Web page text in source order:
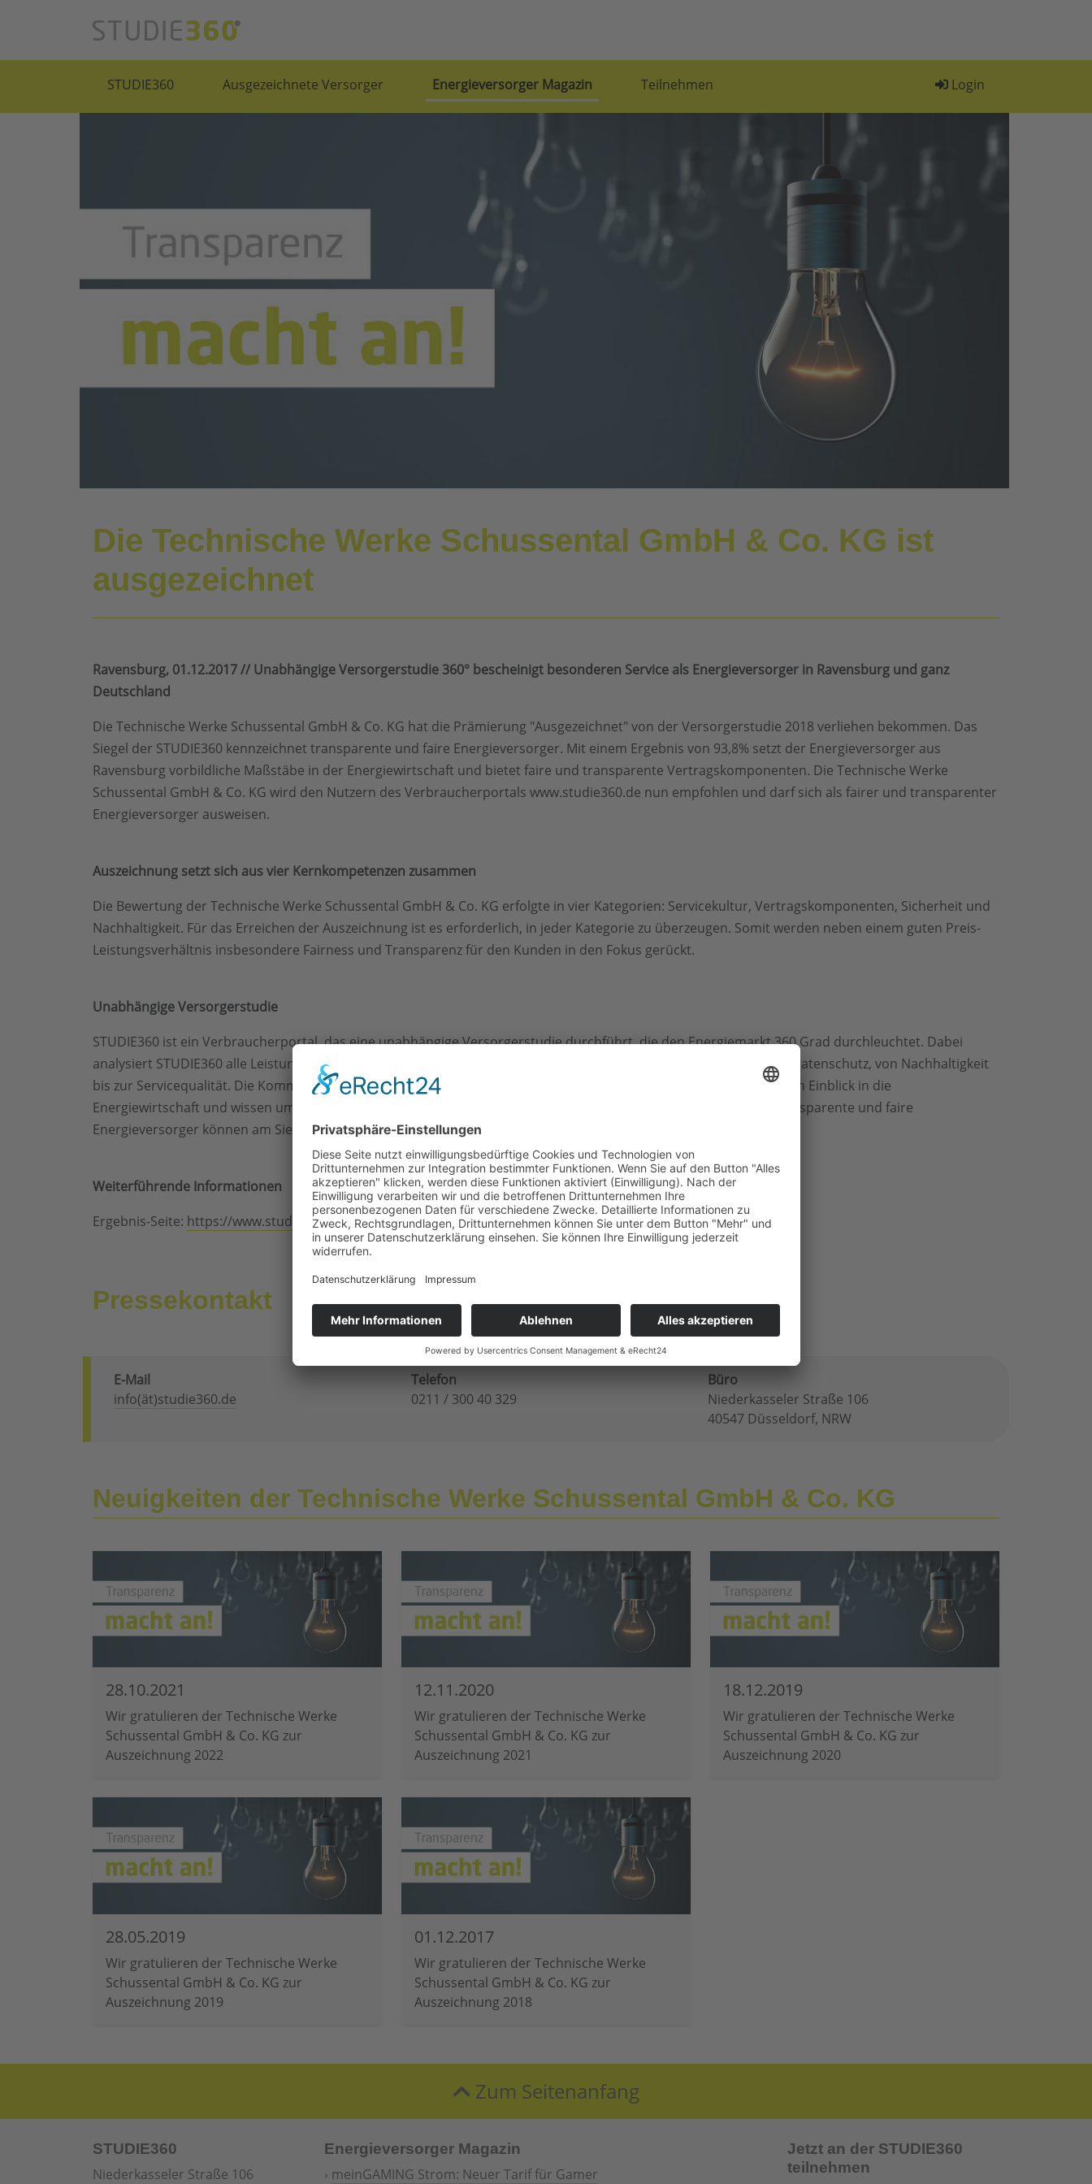
STUDIE360 Ausgezeichnete Versorger Energieversorger Magazin Teilnehmen Login
Die Technische Werke Schussental GmbH & Co. KG ist
ausgezeichnet
Ravensburg, 01.12.2017 // Unabhängige Versorgerstudie 360° bescheinigt besonderen Service als Energieversorger in Ravensburg und ganz
Deutschland
Die Technische Werke Schussental GmbH & Co. KG hat die Prämierung "Ausgezeichnet" von der Versorgerstudie 2018 verliehen bekommen. Das
Siegel der STUDIE360 kennzeichnet transparente und faire Energieversorger. Mit einem Ergebnis von 93,8% setzt der Energieversorger aus
Ravensburg vorbildliche Maßstäbe in der Energiewirtschaft und bietet faire und transparente Vertragskomponenten. Die Technische Werke
Schussental GmbH & Co. KG wird den Nutzern des Verbraucherportals www.studie360.de nun empfohlen und darf sich als fairer und transparenter
Energieversorger ausweisen.
Auszeichnung setzt sich aus vier Kernkompetenzen zusammen
Die Bewertung der Technische Werke Schussental GmbH & Co. KG erfolgte in vier Kategorien: Servicekultur, Vertragskomponenten, Sicherheit und
Nachhaltigkeit. Für das Erreichen der Auszeichnung ist es erforderlich, in jeder Kategorie zu überzeugen. Somit werden neben einem guten Preis-
Leistungsverhältnis insbesondere Fairness und Transparenz für den Kunden in den Fokus gerückt.
Unabhängige Versorgerstudie
STUDIE360 ist ein Verbraucherportal, das eine unabhängige Versorgerstudie durchführt, die den Energiemarkt 360 Grad durchleuchtet. Dabei
analysiert STUDIE360 alle Leistungen, die ein Energieversorger für seine Kunden erbringt. Von Vertragslaufzeit bis Datenschutz, von Nachhaltigkeit
bis zur Servicequalität. Die Kommunikationsspezialisten und Analysten der STUDIE360 haben seit Jahren einen tiefen Einblick in die
Energiewirtschaft und wissen um deren Schwachstellen. Dieses Fachwissen wird mit den Verbrauchern geteilt. Transparente und faire
Energieversorger können am Siegel der STUDIE360 erkannt werden.
Weiterführende Informationen
Ergebnis-Seite: https://www.studie360.de/energieversorger/Technische-Werke-Schussental-GmbH-und-Co-KG.html
Pressekontakt
E-Mail
info(ät)studie360.de
Telefon
0211 / 300 40 329
Büro
Niederkasseler Straße 106
40547 Düsseldorf, NRW
Neuigkeiten der Technische Werke Schussental GmbH & Co. KG
28.10.2021
Wir gratulieren der Technische Werke
Schussental GmbH & Co. KG zur
Auszeichnung 2022
12.11.2020
Wir gratulieren der Technische Werke
Schussental GmbH & Co. KG zur
Auszeichnung 2021
18.12.2019
Wir gratulieren der Technische Werke
Schussental GmbH & Co. KG zur
Auszeichnung 2020
28.05.2019
Wir gratulieren der Technische Werke
Schussental GmbH & Co. KG zur
Auszeichnung 2019
01.12.2017
Wir gratulieren der Technische Werke
Schussental GmbH & Co. KG zur
Auszeichnung 2018
Zum Seitenanfang
STUDIE360
Niederkasseler Straße 106
Energieversorger Magazin
› meinGAMING Strom: Neuer Tarif für Gamer
Jetzt an der STUDIE360
teilnehmen